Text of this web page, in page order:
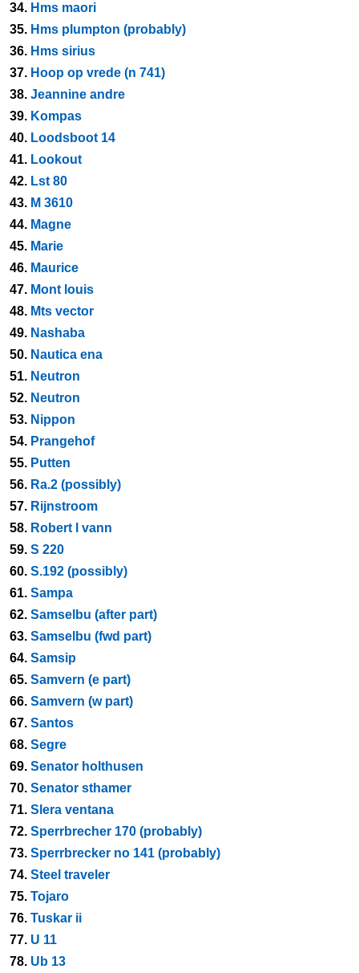
34. Hms maori
35. Hms plumpton (probably)
36. Hms sirius
37. Hoop op vrede (n 741)
38. Jeannine andre
39. Kompas
40. Loodsboot 14
41. Lookout
42. Lst 80
43. M 3610
44. Magne
45. Marie
46. Maurice
47. Mont louis
48. Mts vector
49. Nashaba
50. Nautica ena
51. Neutron
52. Neutron
53. Nippon
54. Prangehof
55. Putten
56. Ra.2 (possibly)
57. Rijnstroom
58. Robert l vann
59. S 220
60. S.192 (possibly)
61. Sampa
62. Samselbu (after part)
63. Samselbu (fwd part)
64. Samsip
65. Samvern (e part)
66. Samvern (w part)
67. Santos
68. Segre
69. Senator holthusen
70. Senator sthamer
71. Slera ventana
72. Sperrbrecher 170 (probably)
73. Sperrbrecker no 141 (probably)
74. Steel traveler
75. Tojaro
76. Tuskar ii
77. U 11
78. Ub 13